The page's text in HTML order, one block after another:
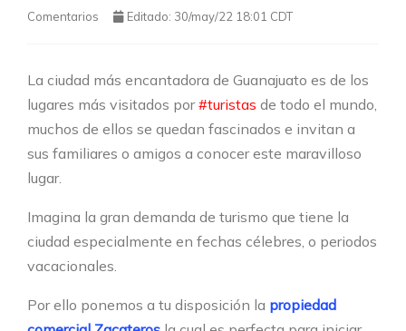
Comentarios
Editado: 30/may/22 18:01 CDT
La ciudad más encantadora de Guanajuato es de los
lugares más visitados por#turistas de todo el mundo,
muchos de ellos se quedan fascinados e invitan a
sus familiares o amigos a conocer este maravilloso
lugar.
Imagina la gran demanda de turismo que tiene la
ciudad especialmente en fechas célebres, o periodos
vacacionales.
Por ello ponemos a tu disposición la propiedad